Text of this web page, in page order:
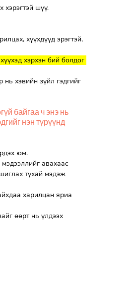
хэрэгтэй шүү.
хүүхдүүд эрэгтэй,
хэрхэн бий болдог
нь хэвийн зүйл гэдгийг
байгаа ч энэ нь
нэн түрүүнд
юм.
авахаас
тухай мэдэж
харилцан яриа
өөрт нь үлдээх